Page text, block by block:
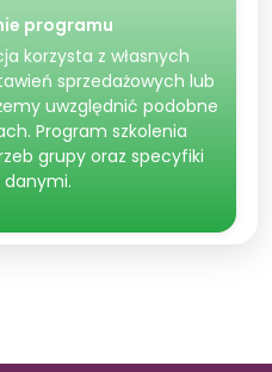
programu
korzysta z własnych
sprzedażowych lub
uwzględnić podobne
Program szkolenia
grupy oraz specyfiki